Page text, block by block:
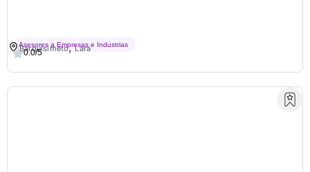
Barra Móvil Y Cócteles
Asesores a Empresas e Industrias
Barquisimeto, Lara
0.0/5